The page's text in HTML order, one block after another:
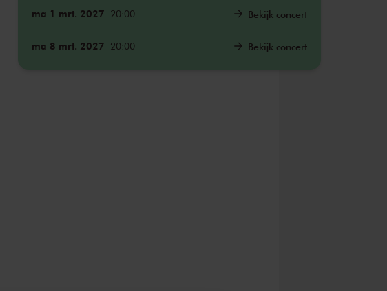
ma 1 mrt. 2027 20:00 Bekijk concert
ma 8 mrt. 2027 20:00 Bekijk concert